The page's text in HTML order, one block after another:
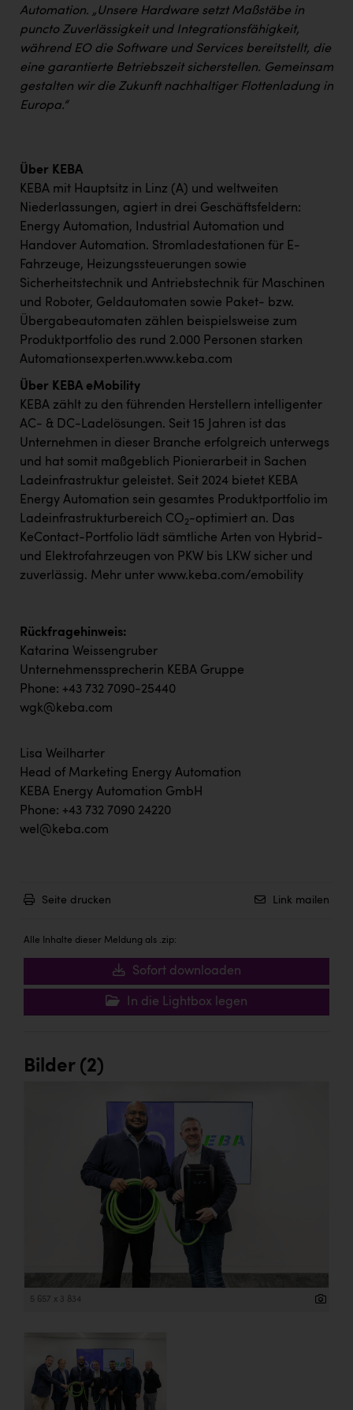
Automation. „Unsere Hardware setzt Maßstäbe in
puncto Zuverlässigkeit und Integrationsfähigkeit,
während EO die Software und Services bereitstellt, die
eine garantierte Betriebszeit sicherstellen. Gemeinsam
gestalten wir die Zukunft nachhaltiger Flottenladung in
Europa.“
Über KEBA
KEBA mit Hauptsitz in Linz (A) und weltweiten
Niederlassungen, agiert in drei Geschäftsfeldern:
Energy Automation, Industrial Automation und
Handover Automation. Stromladestationen für E-
Fahrzeuge, Heizungssteuerungen sowie
Sicherheitstechnik und Antriebstechnik für Maschinen
und Roboter, Geldautomaten sowie Paket- bzw.
Übergabeautomaten zählen beispielsweise zum
Produktportfolio des rund 2.000 Personen starken
Automationsexperten.www.keba.com
Über KEBA eMobility
KEBA zählt zu den führenden Herstellern intelligenter
AC- & DC-Ladelösungen. Seit 15 Jahren ist das
Unternehmen in dieser Branche erfolgreich unterwegs
und hat somit maßgeblich Pionierarbeit in Sachen
Ladeinfrastruktur geleistet. Seit 2024 bietet KEBA
Energy Automation sein gesamtes Produktportfolio im
Ladeinfrastrukturbereich CO2-optimiert an. Das
KeContact-Portfolio lädt sämtliche Arten von Hybrid-
und Elektrofahrzeugen von PKW bis LKW sicher und
zuverlässig. Mehr unter www.keba.com/emobility
Rückfragehinweis:
Katarina Weissengruber
Unternehmenssprecherin KEBA Gruppe
Phone: +43 732 7090-25440
wgk@keba.com
Lisa Weilharter
Head of Marketing Energy Automation
KEBA Energy Automation GmbH
Phone: +43 732 7090 24220
wel@keba.com
Seite drucken Link mailen
Alle Inhalte dieser Meldung als .zip:
Sofort downloaden
In die Lightbox legen
Bilder (2)
5 657 x 3 834